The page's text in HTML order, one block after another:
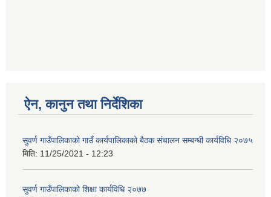
ऐन, कानुन तथा निर्देशिका
सुवर्ण गाउँपालिकाको गाउँ कार्यपालिकाको बैठक संचालन सम्बन्धी कार्यविधि २०७५
मिति: 11/25/2021 - 12:23
सुवर्ण गाउँपालिकाको शिक्षा कार्यविधि २०७७